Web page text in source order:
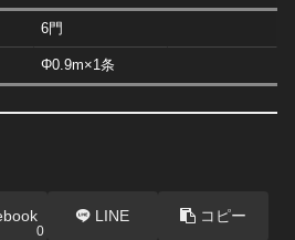
6門
Φ0.9m×1条
0
LINE コピー